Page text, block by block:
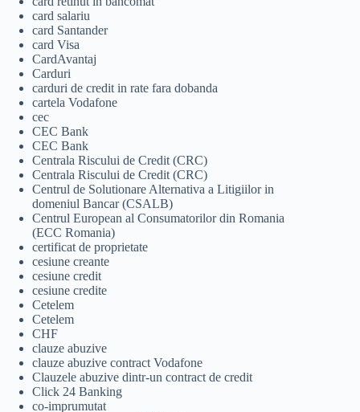
card salariu
card Santander
card Visa
CardAvantaj
Carduri
carduri de credit in rate fara dobanda
cartela Vodafone
cec
CEC Bank
CEC Bank
Centrala Riscului de Credit (CRC)
Centrala Riscului de Credit (CRC)
Centrul de Solutionare Alternativa a Litigiilor in
domeniul Bancar (CSALB)
Centrul European al Consumatorilor din Romania
(ECC Romania)
certificat de proprietate
cesiune creante
cesiune credit
cesiune credite
Cetelem
Cetelem
CHF
clauze abuzive
clauze abuzive contract Vodafone
Clauzele abuzive dintr-un contract de credit
Click 24 Banking
co-imprumutat